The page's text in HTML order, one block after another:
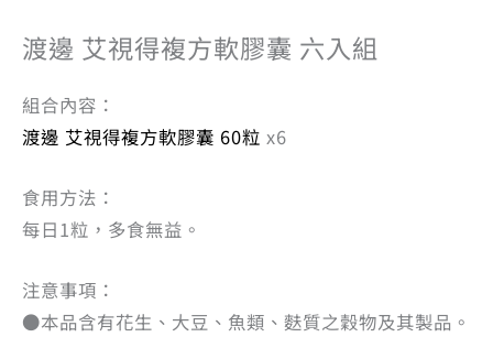
渡邊 艾視得複方軟膠囊 六入組
組合內容：
渡邊 艾視得複方軟膠囊 60粒 x6
食用方法：
每日1粒，多食無益。
注意事項：
●本品含有花生、大豆、魚類、麩質之穀物及其製品。